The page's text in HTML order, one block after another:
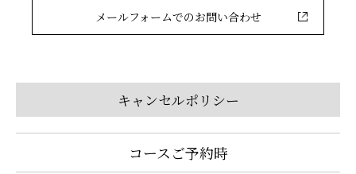
メールフォームでのお問い合わせ
キャンセルポリシー
コースご予約時